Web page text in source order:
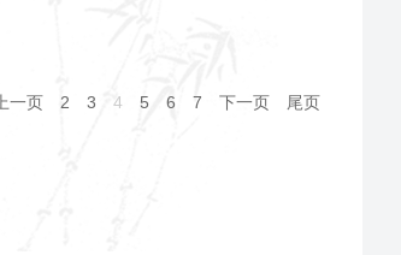
上一页 2 3 4 5 6 7 下一页 尾页